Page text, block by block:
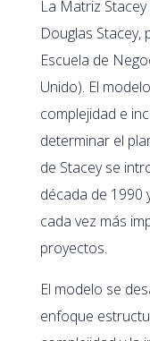
La Matriz
Douglas
Escuela de
Unido). El
complejidad e
determinar el
de Stacey se
década de 1990
cada vez más
proyectos.
El modelo se
enfoque